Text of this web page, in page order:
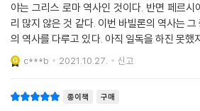
야는 그리스 로마 역사인 것이다. 반면 페르시
리 많지 않은 것 같다. 이번 바빌론의 역사는
의 역사를 다루고 있다. 아직 일독을 하진 못했
점은 한 눈에 살펴 볼 수가 있었다. 홀연히 사
명도시를 관
c***b 2021.10.27. 신고
종이책 구매